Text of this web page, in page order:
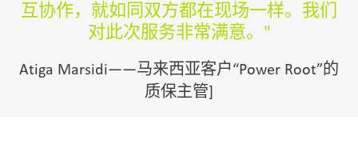
互协作，就如同双方都在现场一样。我们
对此次服务非常满意。
Atiga Marsidi——马来西亚客户“Power Root”的
质保主管]